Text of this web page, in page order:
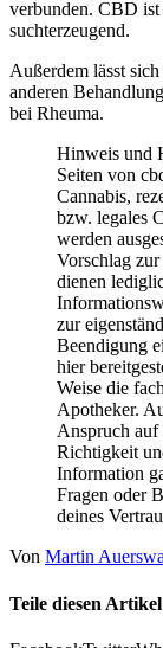
verbunden. CBD ist
suchterzeugend.
Außerdem lässt
anderen
bei Rheuma.
Hinweis und
Seiten von
Cannabis,
bzw. legales
werden
Vorschlag
dienen
zur
Beendigung
hier
Weise die
Apotheker.
Anspruch
Richtigkeit
Information
Fragen oder
deines
Von Martin
Teile diesen